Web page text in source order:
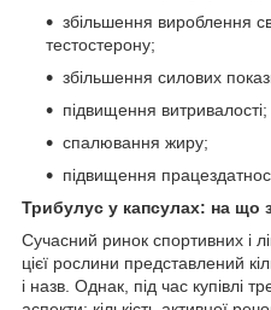
збільшення вироблення
тестостерону;
збільшення силових
підвищення витривалості;
спалювання жиру;
підвищення
Трибулус у капсулах: на що
Сучасний ринок спортивних і
цієї рослини представлений
і назв. Однак, під час купівлі